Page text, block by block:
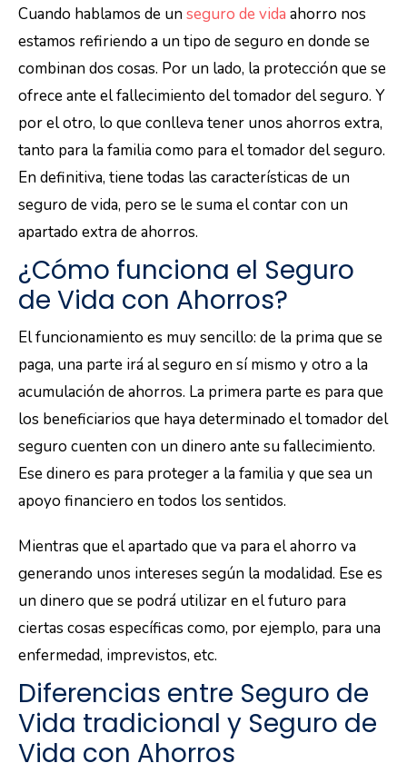
Cuando hablamos de unseguro de vida ahorro nos
estamos refiriendo a un tipo de seguro en donde se
combinan dos cosas. Por un lado, la protección que se
ofrece ante el fallecimiento del tomador del seguro. Y
por el otro, lo que conlleva tener unos ahorros extra,
tanto para la familia como para el tomador del seguro.
En definitiva, tiene todas las características de un
seguro de vida, pero se le suma el contar con un
apartado extra de ahorros.
¿Cómo funciona el Seguro
de Vida con Ahorros?
El funcionamiento es muy sencillo: de la prima que se
paga, una parte irá al seguro en sí mismo y otro a la
acumulación de ahorros. La primera parte es para que
los beneficiarios que haya determinado el tomador del
seguro cuenten con un dinero ante su fallecimiento.
Ese dinero es para proteger a la familia y que sea un
apoyo financiero en todos los sentidos.
Mientras que el apartado que va para el ahorro va
generando unos intereses según la modalidad. Ese es
un dinero que se podrá utilizar en el futuro para
ciertas cosas específicas como, por ejemplo, para una
enfermedad, imprevistos, etc.
Diferencias entre Seguro de
Vida tradicional y Seguro de
Vida con Ahorros